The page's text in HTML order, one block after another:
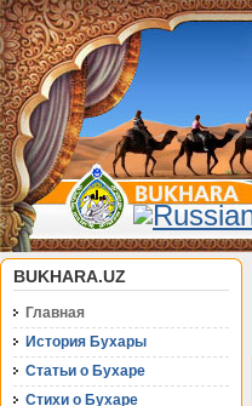
BUKHARA.UZ
Главная
История Бухары
Статьи о Бухаре
Стихи о Бухаре